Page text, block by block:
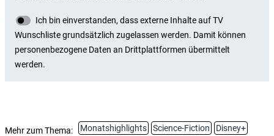
Mehr zum Thema: Monatshighlights Science-Fiction
Disney+